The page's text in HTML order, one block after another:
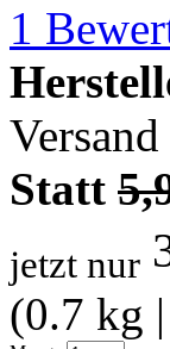
1
Statt
jetzt nur
(0.7 kg